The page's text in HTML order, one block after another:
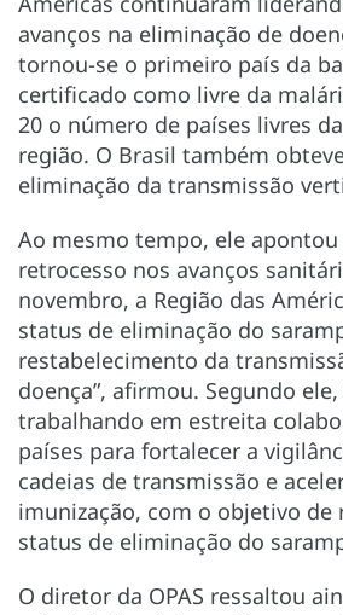
avanços na eliminação de
tornou-se o primeiro país da
certificado como livre da
20 o número de países livres
região. O Brasil também
eliminação da transmissão
Ao mesmo tempo, ele
retrocesso nos avanços
novembro, a Região das
status de eliminação do
restabelecimento da
doença”, afirmou. Segundo ele,
trabalhando em estreita
países para fortalecer a
cadeias de transmissão e
imunização, com o objetivo de
status de eliminação do
O diretor da OPAS ressaltou